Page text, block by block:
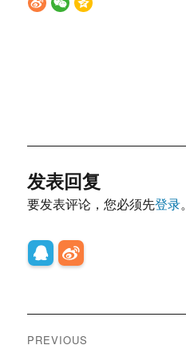
发表回复
要发表评论，您必须先登录。
文
PREVIOUS